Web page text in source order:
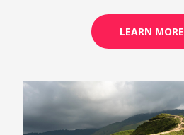
LEARN MORE